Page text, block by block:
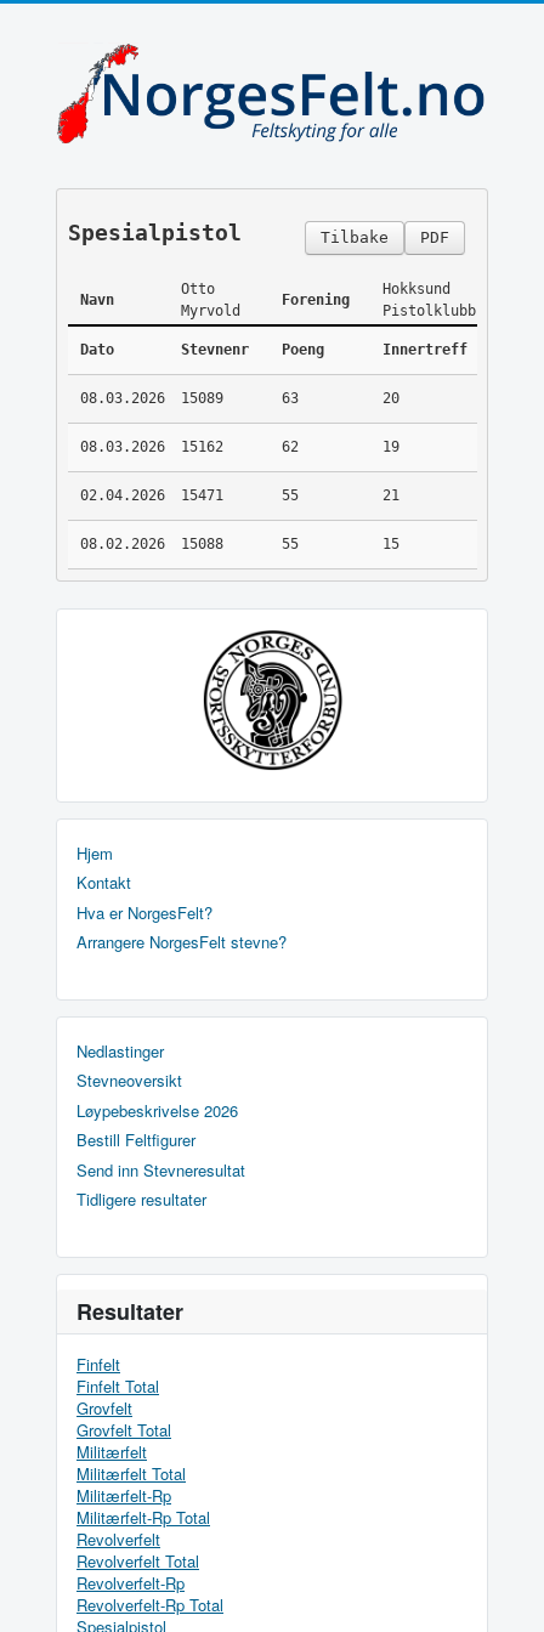
PDF
Tilbake
Spesialpistol
Navn
Otto
Myrvold
Forening
Hokksund
Pistolklubb
Dato Stevnenr Poeng Innertreff
08.03.2026 15089 63 20
08.03.2026 15162 62 19
02.04.2026 15471 55 21
08.02.2026 15088 55 15
Hjem
Kontakt
Hva er NorgesFelt?
Arrangere NorgesFelt stevne?
Nedlastinger
Stevneoversikt
Løypebeskrivelse 2026
Bestill Feltfigurer
Send inn Stevneresultat
Tidligere resultater
Resultater
Finfelt
Finfelt Total
Grovfelt
Grovfelt Total
Militærfelt
Militærfelt Total
Militærfelt-Rp
Militærfelt-Rp Total
Revolverfelt
Revolverfelt Total
Revolverfelt-Rp
Revolverfelt-Rp Total
Spesialpistol